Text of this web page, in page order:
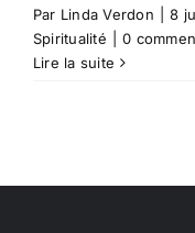
Par Linda Verdon 8
Spiritualité
0
Lire la suite